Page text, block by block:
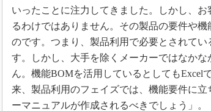
いったことに注力してきました。しかし、
るわけではありません。その製品の要件や
のです。つまり、製品利用で必要とされて
す。しかし、大手を除くメーカーではなか
ん。機能BOMを活用しているとしてもExcel
来、製品利用のフェイズでは、機能要件に
ーマニュアルが作成されるべきでしょう」。